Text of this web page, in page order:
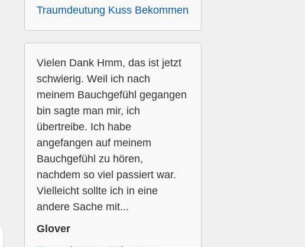
Traumdeutung Kuss Bekommen
Vielen Dank Hmm, das ist jetzt
schwierig. Weil ich nach
meinem Bauchgefühl gegangen
bin sagte man mir, ich
übertreibe. Ich habe
angefangen auf meinem
Bauchgefühl zu hören,
nachdem so viel passiert war.
Vielleicht sollte ich in eine
andere Sache mit...
Glover